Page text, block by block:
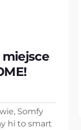
Somfy
hi to smart